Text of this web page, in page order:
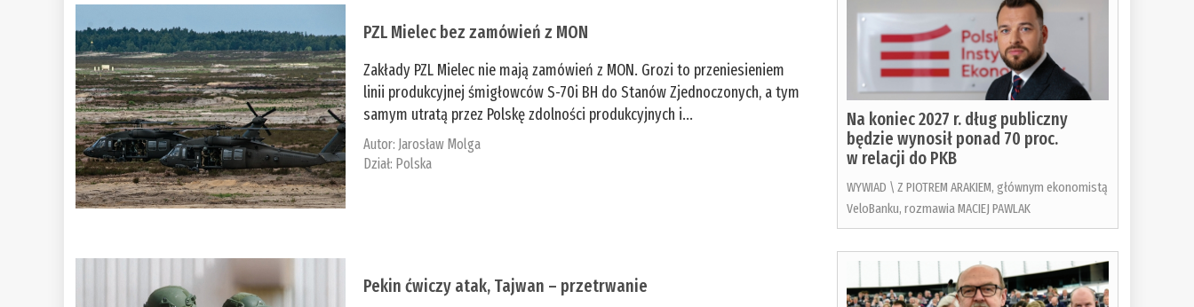
PZL Mielec bez zamówień z MON
Zakłady PZL Mielec nie mają zamówień z MON. Grozi to przeniesieniem
linii produkcyjnej śmigłowców S-70i BH do Stanów Zjednoczonych, a tym
samym utratą przez Polskę zdolności produkcyjnych i...
Autor: Jarosław Molga
Dział: Polska
Pekin ćwiczy atak, Tajwan – przetrwanie
Na koniec 2027 r. dług publiczny
będzie wynosił ponad 70 proc.
w relacji do PKB
WYWIAD \ Z PIOTREM ARAKIEM, głównym ekonomistą
VeloBanku, rozmawia MACIEJ PAWLAK